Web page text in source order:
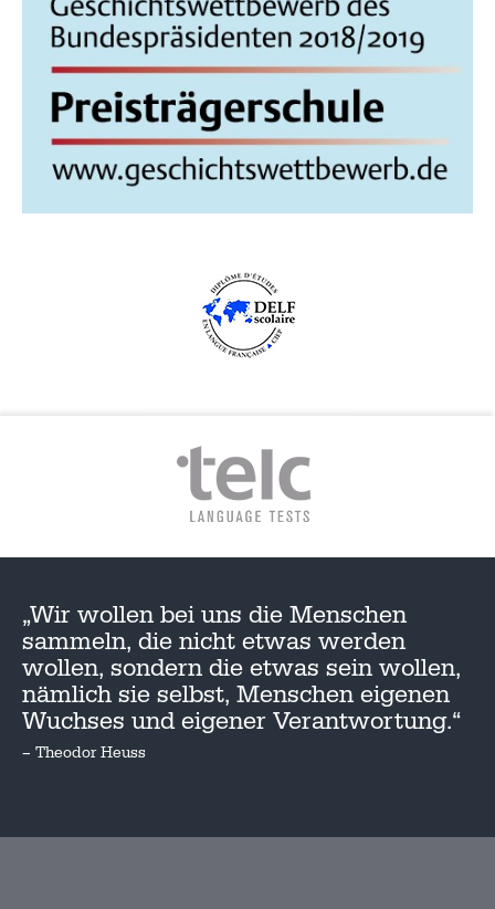
„Wir wollen bei uns die Menschen
sammeln, die nicht etwas werden
wollen, sondern die etwas sein wollen,
nämlich sie selbst, Menschen eigenen
Wuchses und eigener Verantwortung.“
– Theodor Heuss